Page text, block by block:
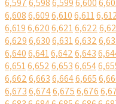
6,5976,5986,5996,600
6,6086,6096,6106,611
6,6196,6206,6216,622
6,6296,6306,6316,632
6,6406,6416,6426,643
6,6516,6526,6536,654
6,6626,6636,6646,665
6,6736,6746,6756,676